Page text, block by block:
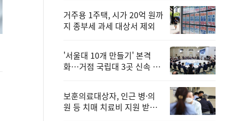
거주용 1주택, 시가 20억 원까
지 종부세 과세 대상서 제외
'서울대 10개 만들기' 본격
화…거점 국립대 3곳 신속 선
보훈의료대상자, 인근 병·의
원 등 치매 치료비 지원 받을